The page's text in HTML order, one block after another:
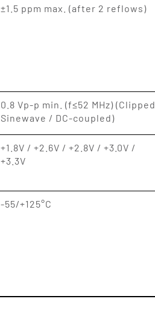
±1.5 ppm max. (after 2 reflows)
0.8 Vp-p min. (f≤52 MHz) (Clipped
Sinewave / DC-coupled)
+1.8V / +2.6V / +2.8V / +3.0V /
+3.3V
-55/+125°C